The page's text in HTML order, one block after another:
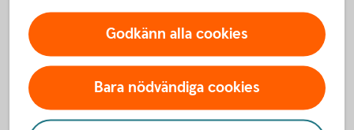
Handlas direkt på börsen med köp- och säljkurser i
God flexibilitet med olika hävstång, välj den som passar
dig bäst.
Nackdelar
Godkänn alla cookies
Bara nödvändiga cookies